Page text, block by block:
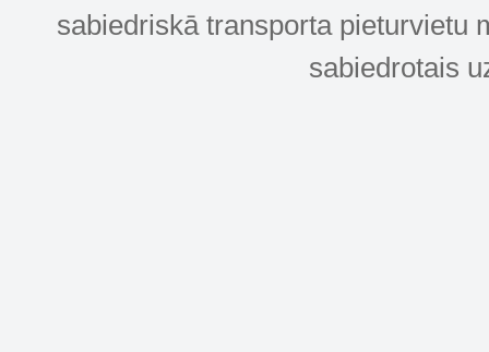
sabiedriskā transporta pieturvietu
sabiedrotais